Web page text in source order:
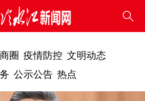
圈 疫情防控 文明动态
公示公告 热点